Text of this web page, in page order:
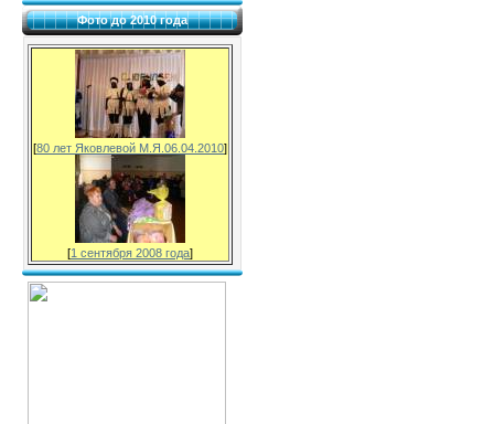
Фото до 2010 года
[80 лет Яковлевой М.Я.06.04.2010]
[1 сентября 2008 года]